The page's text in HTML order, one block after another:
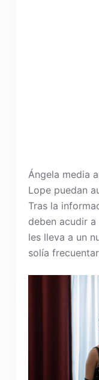
Ángela media
Lope puedan
Tras la
deben acudir
les lleva a un
solía